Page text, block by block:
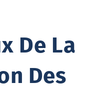
De La
Des